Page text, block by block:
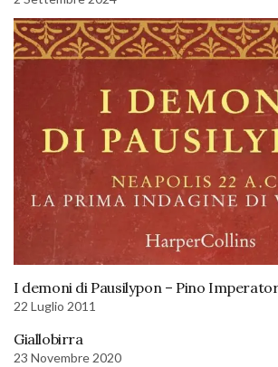
I demoni di Pausilypon – Pino
22 Luglio 2011
Giallobirra
23 Novembre 2020